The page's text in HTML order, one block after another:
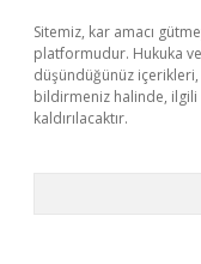
Sitemiz, kar amacı
platformudur. Hukuka
düşündüğünüz içerikleri,
bildirmeniz halinde,
kaldırılacaktır.